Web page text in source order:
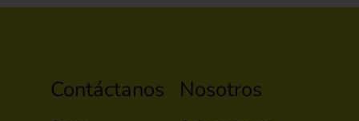
Contáctanos Nosotros